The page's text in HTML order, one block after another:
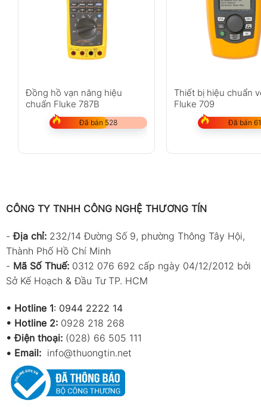
Đồng hồ vạn năng hiệu
chuẩn Fluke 787B
Đã bán 528
Thiết bị hiệu chuẩn
Fluke 709
Đã bán
CÔNG TY TNHH CÔNG NGHỆ THƯƠNG TÍN
-Địa chỉ: 232/14 Đường Số 9, phường Thông Tây Hội,
Thành Phố Hồ Chí Minh
- Mã Số Thuế: 0312 076 692 cấp ngày 04/12/2012 bởi
Sở Kế Hoạch & Đầu Tư TP. HCM
• Hotline 1: 0944 2222 14
• Hotline 2: 0928 218 268
• Điện thoại: (028) 66 505 111
• Email: info@thuongtin.net